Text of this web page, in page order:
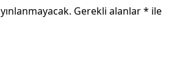
Gerekli alanlar* ile